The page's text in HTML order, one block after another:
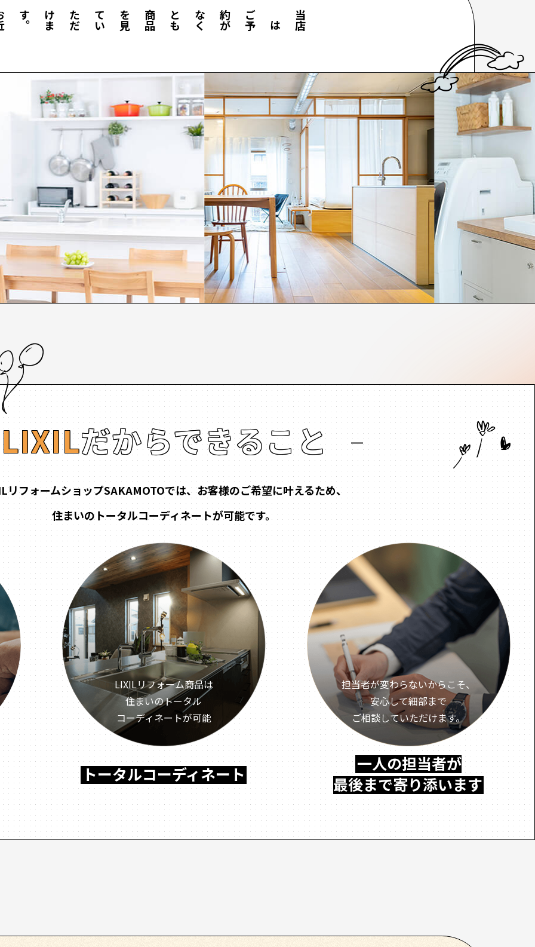
当
店
で
は
ご
予
約
が
な
く
と
も
商
品
を
見
て
い
た
だ
け
ま
す
。
LIXILだからできること
リフォームショップSAKAMOTOでは、お客様のご希望に叶えるため、
住まいのトータルコーディネートが可能です。
LIXILリフォーム商品は
住まいのトータル
コーディネートが可能
トータルコーディネート
担当者が変わらないからこそ、
安心して細部まで
ご相談していただけます。
一人の担当者が
最後まで寄り添います